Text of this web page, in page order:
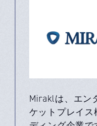
Miraklは、エン
ケットプレイス